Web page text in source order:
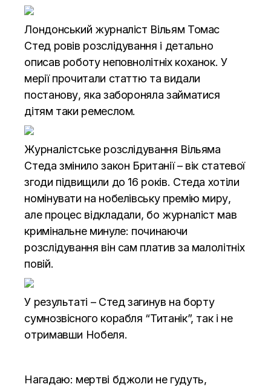
Лондонський журналіст Вільям Томас
Стед ровів розслідування і детально
описав роботу неповнолітніх коханок. У
мерії прочитали статтю та видали
постанову, яка забороняла займатися
дітям таки ремеслом.
Журналістське розслідування Вільяма
Стеда змінило закон Британії – вік статевої
згоди підвищили до 16 років. Стеда хотіли
номінувати на нобелівську премію миру,
але процес відкладали, бо журналіст мав
кримінальне минуле: починаючи
розслідування він сам платив за малолітніх
повій.
У результаті – Стед загинув на борту
сумнозвісного корабля “Титанік”, так і не
отримавши Нобеля.
Нагадаю: мертві бджоли не гудуть,